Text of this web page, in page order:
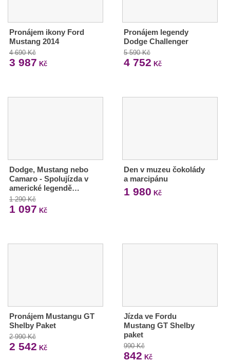
Pronájem ikony Ford
Mustang 2014
4 690 Kč
3 987 Kč
Pronájem legendy
Dodge Challenger
5 590 Kč
4 752 Kč
Dodge, Mustang nebo
Camaro - Spolujízda v
americké legendě…
1 290 Kč
1 097 Kč
Den v muzeu čokolády
a marcipánu
1 980 Kč
Pronájem Mustangu GT
Shelby Paket
2 990 Kč
2 542 Kč
Jízda ve Fordu
Mustang GT Shelby
paket
990 Kč
842 Kč